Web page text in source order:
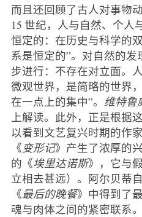
而且还回顾了古人对事物
15 世纪，人与自然、个人
恒定的：在历史与科学的
系是恒定的”。对自然的
步进行：不存在对立面。
微观世界，是简略的世界
在一点上的集中”。 维特鲁
上解读。此外，正是根据
以看到文艺复兴时期的作
《变形记》产生了浓厚的
的《埃里达诺斯》，它与
立相去甚远）。阿尔贝蒂
《最后的晚餐》中得到了
魂与肉体之间的紧密联系。